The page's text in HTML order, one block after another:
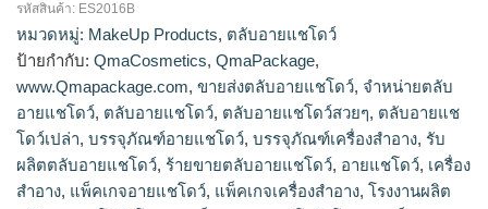
โรงงานผลิตตลับอายแชโดว์,รับผลิตตลับอายแชโดว์,ขายส่งตลับ
อายแชโดว์,จำหน่ายตลับอายแชโดว์,ร้ายขายตลับอายแช
โดว์,ตลับอายแชโดว์สวยๆ,ตลับอายแชโดว์เปล่า
รหัสสินค้า: ES2016B
หมวดหมู่: MakeUp Products, ตลับอายแชโดว์
ป้ายกำกับ: QmaCosmetics, QmaPackage,
www.Qmapackage.com, ขายส่งตลับอายแชโดว์, จำหน่ายตลับ
อายแชโดว์, ตลับอายแชโดว์, ตลับอายแชโดว์สวยๆ, ตลับอายแช
โดว์เปล่า, บรรจุภัณฑ์อายแชโดว์, บรรจุภัณฑ์เครื่องสำอาง, รับ
ผลิตตลับอายแชโดว์, ร้ายขายตลับอายแชโดว์, อายแชโดว์, เครื่อง
สำอาง, แพ็คเกจอายแชโดว์, แพ็คเกจเครื่องสำอาง, โรงงานผลิต